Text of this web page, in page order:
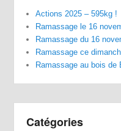
Actions 2025 – 595kg !
Ramassage le 16
Ramassage du 16
Ramassage ce
Ramassage au bois de
Catégories